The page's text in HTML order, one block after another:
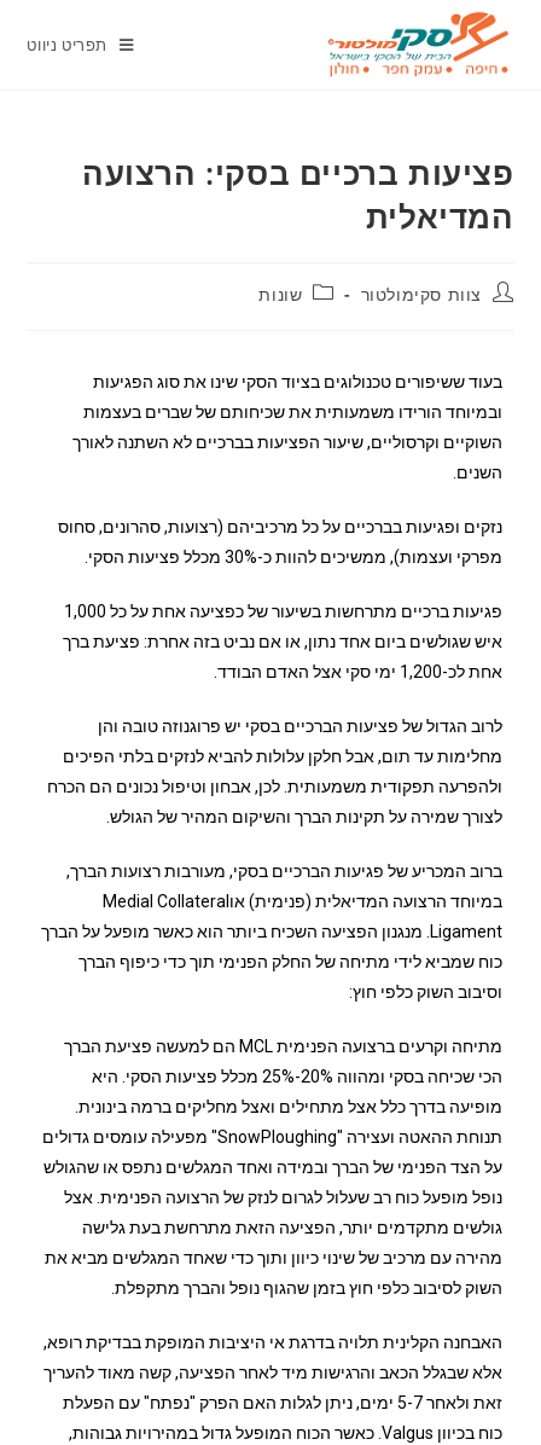
תפריט ניווט
פציעות ברכיים בסקי: הרצועה
המדיאלית
צוות סקימולטור שונות
בעוד ששיפורים טכנולוגים בציוד הסקי שינו את סוג הפגיעות
ובמיוחד הורידו משמעותית את שכיחותם של שברים בעצמות
השוקיים וקרסוליים, שיעור הפציעות בברכיים לא השתנה לאורך
השנים.
נזקים ופגיעות בברכיים על כל מרכיביהם (רצועות, סהרונים, סחוס
מפרקי ועצמות), ממשיכים להוות כ-30% מכלל פציעות הסקי.
פגיעות ברכיים מתרחשות בשיעור של כפציעה אחת על כל 1,000
איש שגולשים ביום אחד נתון, או אם נביט בזה אחרת: פציעת ברך
אחת לכ-1,200 ימי סקי אצל האדם הבודד.
לרוב הגדול של פציעות הברכיים בסקי יש פרוגנוזה טובה והן
מחלימות עד תום, אבל חלקן עלולות להביא לנזקים בלתי הפיכים
ולהפרעה תפקודית משמעותית. לכן, אבחון וטיפול נכונים הם הכרח
לצורך שמירה על תקינות הברך והשיקום המהיר של הגולש.
ברוב המכריע של פגיעות הברכיים בסקי, מעורבות רצועות הברך,
במיוחד הרצועה המדיאלית (פנימית) אוMedial Collateral
Ligament. מנגנון הפציעה השכיח ביותר הוא כאשר מופעל על הברך
כוח שמביא לידי מתיחה של החלק הפנימי תוך כדי כיפוף הברך
וסיבוב השוק כלפי חוץ:
מתיחה וקרעים ברצועה הפנימית MCL הם למעשה פציעת הברך
הכי שכיחה בסקי ומהווה 20%-25% מכלל פציעות הסקי. היא
מופיעה בדרך כלל אצל מתחילים ואצל מחליקים ברמה בינונית.
תנוחת ההאטה ועצירה "SnowPloughing" מפעילה עומסים גדולים
על הצד הפנימי של הברך ובמידה ואחד המגלשים נתפס או שהגולש
נופל מופעל כוח רב שעלול לגרום לנזק של הרצועה הפנימית. אצל
גולשים מתקדמים יותר, הפציעה הזאת מתרחשת בעת גלישה
מהירה עם מרכיב של שינוי כיוון ותוך כדי שאחד המגלשים מביא את
השוק לסיבוב כלפי חוץ בזמן שהגוף נופל והברך מתקפלת.
האבחנה הקלינית תלויה בדרגת אי היציבות המופקת בבדיקת רופא,
אלא שבגלל הכאב והרגישות מיד לאחר הפציעה, קשה מאוד להעריך
זאת ולאחר 5-7 ימים, ניתן לגלות האם הפרק "נפתח" עם הפעלת
כוח בכיוון Valgus. כאשר הכוח המופעל גדול במהירויות גבוהות,